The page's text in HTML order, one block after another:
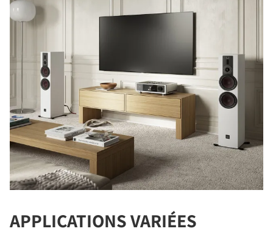
APPLICATIONS VARIÉES